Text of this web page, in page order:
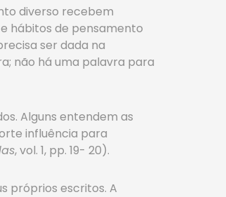
diverso recebem
hábitos de pensamento
ser dada na
não há uma palavra para
Alguns entendem as
influência para
, vol. 1, pp. 19- 20).
próprios escritos. A